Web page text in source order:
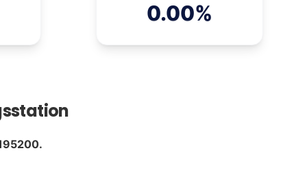
0.00%